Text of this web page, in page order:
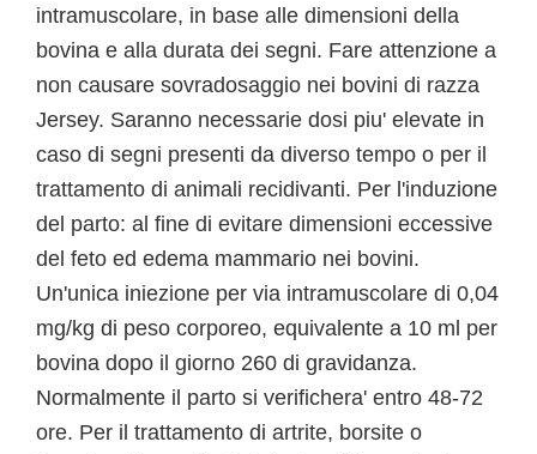
intramuscolare, in base alle dimensioni della
bovina e alla durata dei segni. Fare attenzione a
non causare sovradosaggio nei bovini di razza
Jersey. Saranno necessarie dosi piu' elevate in
caso di segni presenti da diverso tempo o per il
trattamento di animali recidivanti. Per l'induzione
del parto: al fine di evitare dimensioni eccessive
del feto ed edema mammario nei bovini.
Un'unica iniezione per via intramuscolare di 0,04
mg/kg di peso corporeo, equivalente a 10 ml per
bovina dopo il giorno 260 di gravidanza.
Normalmente il parto si verifichera' entro 48-72
ore. Per il trattamento di artrite, borsite o